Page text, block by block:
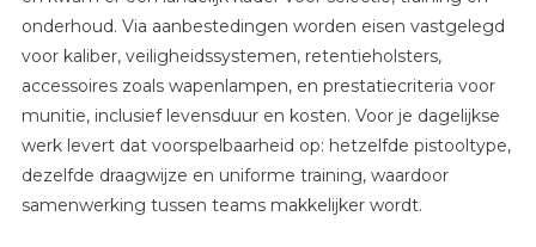
onderhoud. Via aanbestedingen worden eisen vastgelegd
voor kaliber, veiligheidssystemen, retentieholsters,
accessoires zoals wapenlampen, en prestatiecriteria voor
munitie, inclusief levensduur en kosten. Voor je dagelijkse
werk levert dat voorspelbaarheid op: hetzelfde pistooltype,
dezelfde draagwijze en uniforme training, waardoor
samenwerking tussen teams makkelijker wordt.